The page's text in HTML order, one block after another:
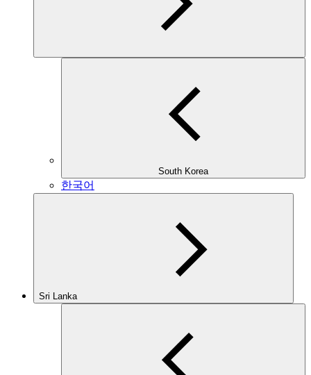
South Korea
한국어
Sri Lanka